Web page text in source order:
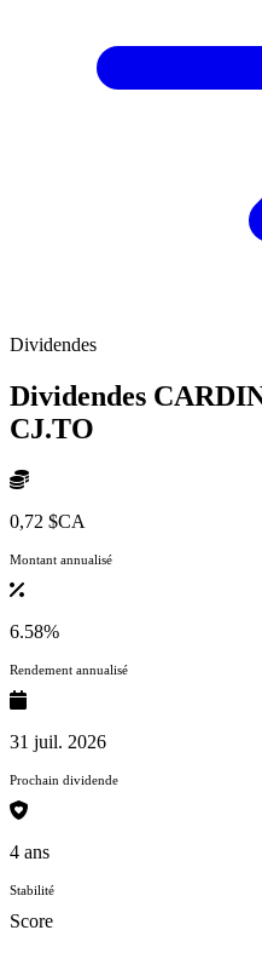
Dividendes
Dividendes
CJ.TO
0,72 $CA
Montant annualisé
6.58%
Rendement annualisé
31 juil. 2026
Prochain dividende
4 ans
Stabilité
Score